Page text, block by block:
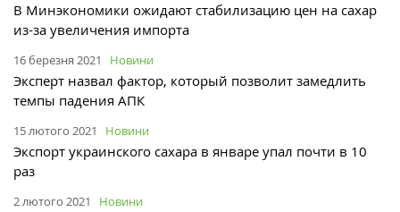
В Минэкономики ожидают стабилизацию цен на сахар
из-за увеличения импорта
16 березня 2021 Новини
Эксперт назвал фактор, который позволит замедлить
темпы падения АПК
15 лютого 2021 Новини
Экспорт украинского сахара в январе упал почти в 10
раз
2 лютого 2021 Новини